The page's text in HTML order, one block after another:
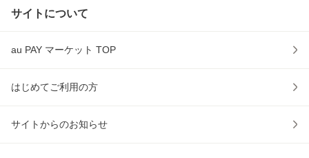
サイトについて
au PAY マーケット TOP
はじめてご利用の方
サイトからのお知らせ